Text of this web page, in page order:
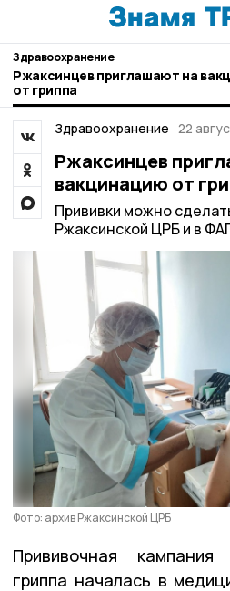
Здравоохранение
Ржаксинцев приглашают на
от гриппа
Здравоохранение 22
Ржаксинцев
вакцинацию от
Прививки можно
Ржаксинской ЦРБ и в
Фото: архив Ржаксинской ЦРБ
Прививочная
гриппа началась в